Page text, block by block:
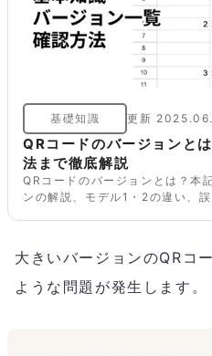
基礎知識 更新
QRコードのバージョンと
法まで徹底解説
QRコードのバージョンとは？本
ンの解説、モデル1・2の違い、
す。
大きいバージョンのQRコ
ような問題が発生します。